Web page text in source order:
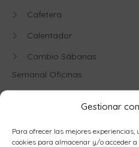
Gestionar
Para ofrecer las mejores
cookies para almacenar y/o acceder
Cafetera
Calentador
Cambio Sábanas
Semanal Oficinas
Horno